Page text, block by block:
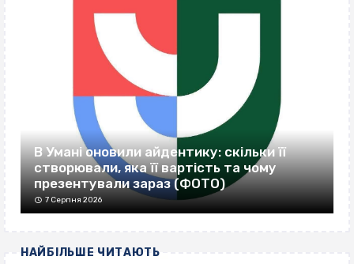
В Умані оновили айдентику: скільки її
створювали, яка її вартість та чому
презентували зараз (ФОТО)
7 Серпня 2026
НАЙБІЛЬШЕ ЧИТАЮТЬ